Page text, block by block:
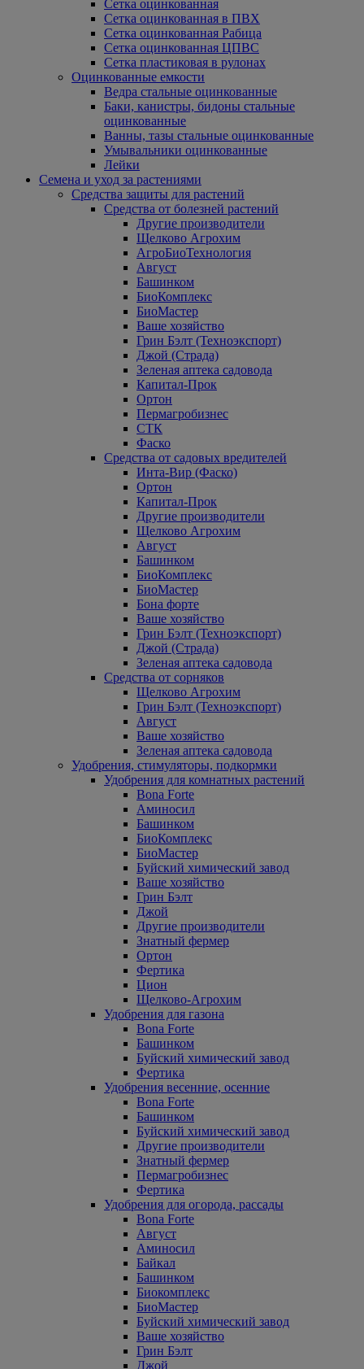
Сетка оцинкованная
Сетка оцинкованная в ПВХ
Сетка оцинкованная Рабица
Сетка оцинкованная ЦПВС
Сетка пластиковая в рулонах
Оцинкованные емкости
Ведра стальные оцинкованные
Баки, канистры, бидоны стальные
оцинкованные
Ванны, тазы стальные оцинкованные
Умывальники оцинкованные
Лейки
Семена и уход за растениями
Средства защиты для растений
Средства от болезней растений
Другие производители
Щелково Агрохим
АгроБиоТехнология
Август
Башинком
БиоКомплекс
БиоМастер
Ваше хозяйство
Грин Бэлт (Техноэкспорт)
Джой (Страда)
Зеленая аптека садовода
Капитал-Прок
Ортон
Пермагробизнес
СТК
Фаско
Средства от садовых вредителей
Инта-Вир (Фаско)
Ортон
Капитал-Прок
Другие производители
Щелково Агрохим
Август
Башинком
БиоКомплекс
БиоМастер
Бона форте
Ваше хозяйство
Грин Бэлт (Техноэкспорт)
Джой (Страда)
Зеленая аптека садовода
Средства от сорняков
Щелково Агрохим
Грин Бэлт (Техноэкспорт)
Август
Ваше хозяйство
Зеленая аптека садовода
Удобрения, стимуляторы, подкормки
Удобрения для комнатных растений
Bona Forte
Аминосил
Башинком
БиоКомплекс
БиоМастер
Буйский химический завод
Ваше хозяйство
Грин Бэлт
Джой
Другие производители
Знатный фермер
Ортон
Фертика
Цион
Щелково-Агрохим
Удобрения для газона
Bona Forte
Башинком
Буйский химический завод
Фертика
Удобрения весенние, осенние
Bona Forte
Башинком
Буйский химический завод
Другие производители
Знатный фермер
Пермагробизнес
Фертика
Удобрения для огорода, рассады
Bona Forte
Август
Аминосил
Байкал
Башинком
Биокомплекс
БиоМастер
Буйский химический завод
Ваше хозяйство
Грин Бэлт
Джой